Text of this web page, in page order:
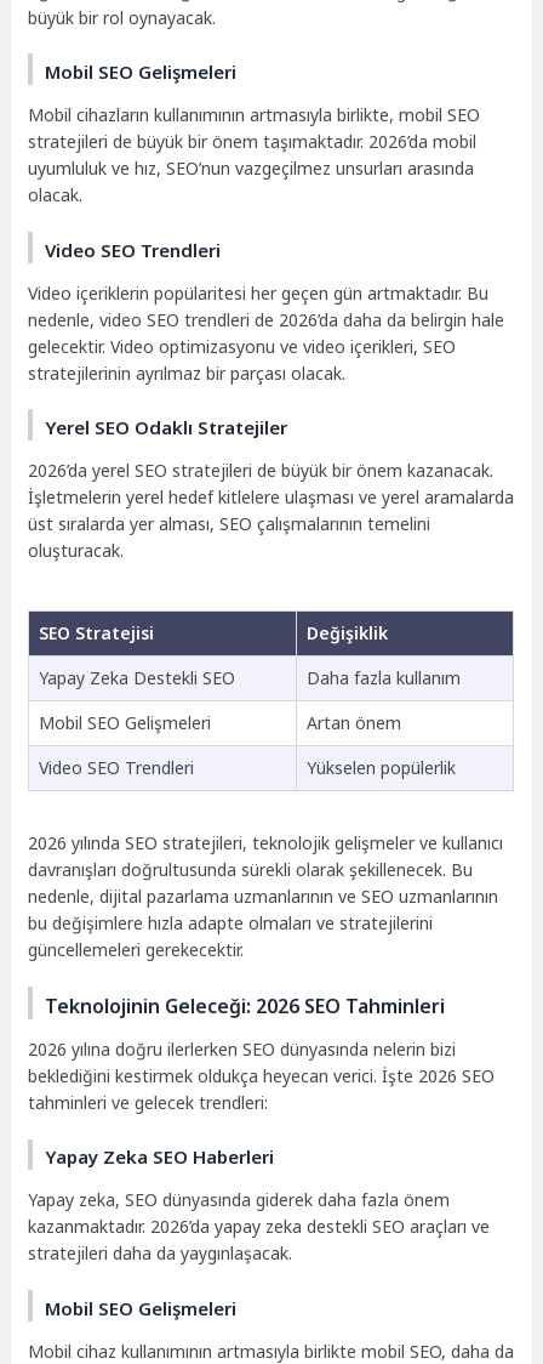
büyük bir rol oynayacak.
Mobil SEO Gelişmeleri
Mobil cihazların kullanımının artmasıyla birlikte, mobil SEO
stratejileri de büyük bir önem taşımaktadır. 2026’da mobil
uyumluluk ve hız, SEO’nun vazgeçilmez unsurları arasında
olacak.
Video SEO Trendleri
Video içeriklerin popülaritesi her geçen gün artmaktadır. Bu
nedenle, video SEO trendleri de 2026’da daha da belirgin hale
gelecektir. Video optimizasyonu ve video içerikleri, SEO
stratejilerinin ayrılmaz bir parçası olacak.
Yerel SEO Odaklı Stratejiler
2026’da yerel SEO stratejileri de büyük bir önem kazanacak.
İşletmelerin yerel hedef kitlelere ulaşması ve yerel aramalarda
üst sıralarda yer alması, SEO çalışmalarının temelini
oluşturacak.
SEO Stratejisi
Değişiklik
Yapay Zeka Destekli SEO
Daha fazla kullanım
Mobil SEO Gelişmeleri
Artan önem
Video SEO Trendleri
Yükselen popülerlik
2026 yılında SEO stratejileri, teknolojik gelişmeler ve kullanıcı
davranışları doğrultusunda sürekli olarak şekillenecek. Bu
nedenle, dijital pazarlama uzmanlarının ve SEO uzmanlarının
bu değişimlere hızla adapte olmaları ve stratejilerini
güncellemeleri gerekecektir.
Teknolojinin Geleceği: 2026 SEO Tahminleri
2026 yılına doğru ilerlerken SEO dünyasında nelerin bizi
beklediğini kestirmek oldukça heyecan verici. İşte 2026 SEO
tahminleri ve gelecek trendleri:
Yapay Zeka SEO Haberleri
Yapay zeka, SEO dünyasında giderek daha fazla önem
kazanmaktadır. 2026’da yapay zeka destekli SEO araçları ve
stratejileri daha da yaygınlaşacak.
Mobil SEO Gelişmeleri
Mobil cihaz kullanımının artmasıyla birlikte mobil SEO, daha da